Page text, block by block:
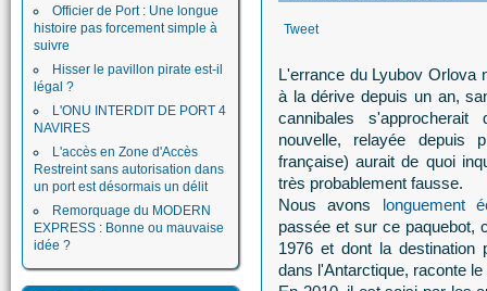
Officier de Port : Une longue
histoire pas forcement simple à
suivre
Hisser le pavillon pirate est-il
légal ?
L'ONU INTERDIT DE PORT 4
NAVIRES
L'accès en Zone d'Accès
Restreint sans autorisation dans
un port est désormais un délit
Remorquage du MODERN
EXPRESS : Bonne ou mauvaise
idée ?
Tweet
L'errance du Lyubov Orlova
à la dérive depuis un an,
cannibales
nouvelle, relayée depuis
française) aurait de quoi
très probablement fausse.
Nous avons longuement
passée et sur ce paquebot,
1976 et dont la destination
dans l'Antarctique, raconte